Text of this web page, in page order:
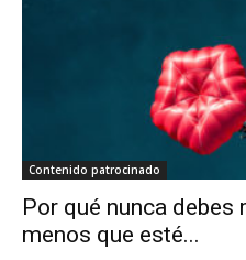
Contenido patrocinado
Por qué nunca debes
menos que esté...